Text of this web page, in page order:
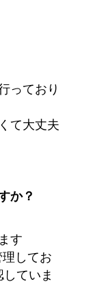
っており
て大丈夫
か？
す
してお
ていま